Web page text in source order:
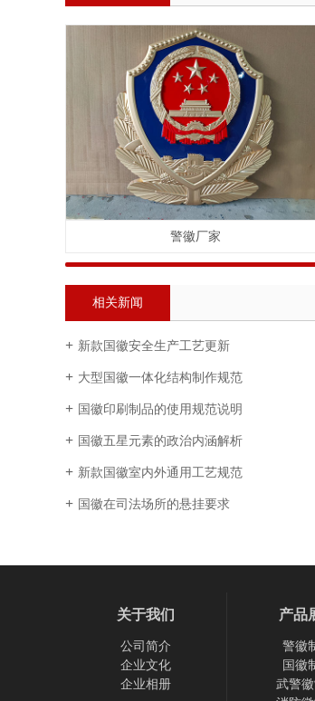
警徽厂家
相关新闻
新款国徽安全生产工艺更新
大型国徽一体化结构制作规范
国徽印刷制品的使用规范说明
国徽五星元素的政治内涵解析
新款国徽室内外通用工艺规范
国徽在司法场所的悬挂要求
关于我们
公司简介
企业文化
企业相册
产品
警徽
国徽
武警